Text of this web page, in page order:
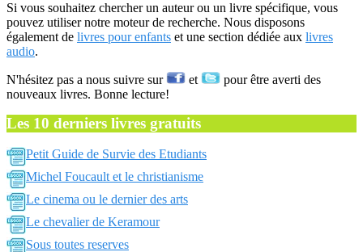
Si vous souhaitez chercher un auteur ou un livre spécifique, vous
pouvez utiliser notre moteur de recherche. Nous disposons
également de livres pour enfants et une section dédiée aux livres
audio.
N'hésitez pas a nous suivre sur et
pour être averti des
nouveaux livres. Bonne lecture!
Les 10 derniers livres gratuits
Petit Guide de Survie des Etudiants
Michel Foucault et le christianisme
Le cinema ou le dernier des arts
Le chevalier de Keramour
Sous toutes reserves